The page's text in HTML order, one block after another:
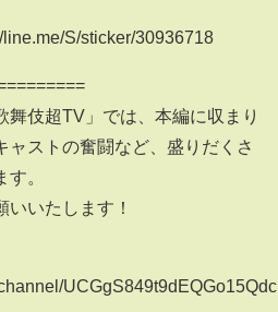
S/sticker/30936718
舞伎超TV」では、本編に収まり
ャストの奮闘など、盛りだくさ
。
いたします！